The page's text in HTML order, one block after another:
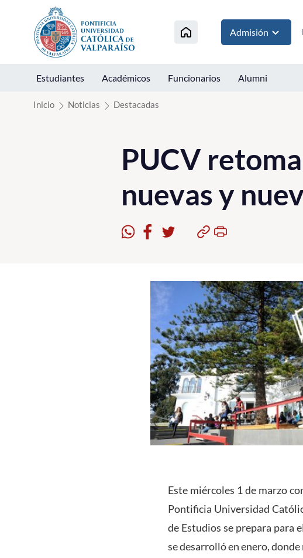
Click acá para ir directamente al contenido
Admisión
Estudiantes Académicos Funcionarios Alumni
Inicio Noticias Destacadas
PUCV
nuevas y
Este miércoles 1 de marzo
Pontificia Universidad
de Estudios se prepara para
se desarrolló en enero,